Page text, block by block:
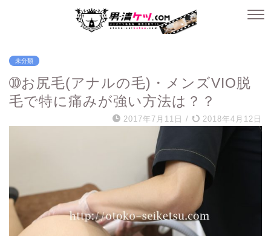
未分類
➉お尻毛(アナルの毛)・メンズVIO脱
毛で特に痛みが強い方法は？？
2017年7月11日 / 2018年4月12日